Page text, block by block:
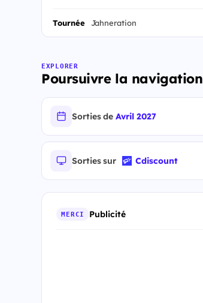
Tournée Jahneration
EXPLORER
Poursuivre la navigation
Sorties deAvril 2027
Sorties sur Cdiscount
MERCI Publicité